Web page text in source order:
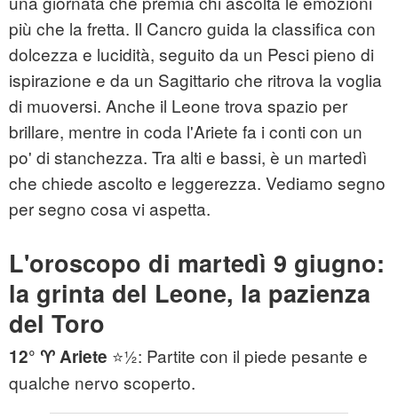
più che la fretta. Il Cancro guida la classifica con
dolcezza e lucidità, seguito da un Pesci pieno di
ispirazione e da un Sagittario che ritrova la voglia
di muoversi. Anche il Leone trova spazio per
brillare, mentre in coda l'Ariete fa i conti con un
po' di stanchezza. Tra alti e bassi, è un martedì
che chiede ascolto e leggerezza. Vediamo segno
per segno cosa vi aspetta.
L'oroscopo di martedì 9 giugno:
la grinta del Leone, la pazienza
del Toro
12° ♈ Ariete ⭐½: Partite con il piede pesante e
qualche nervo scoperto.